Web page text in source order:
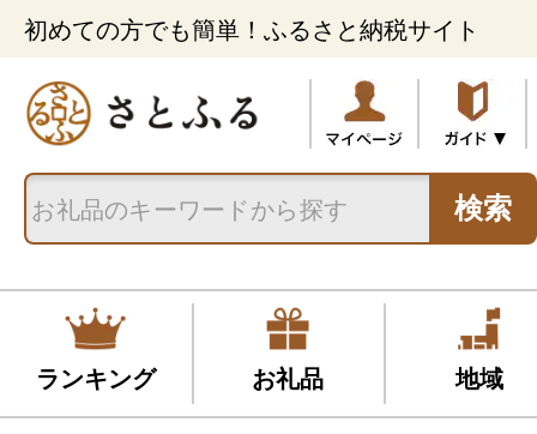
初めての方でも簡単！ふるさと納税サイト
検索
ランキング お礼品 地域